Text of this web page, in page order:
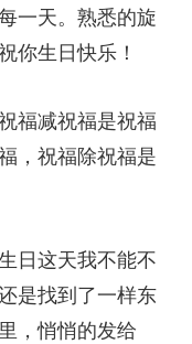
一天。熟悉的旋
你生日快乐！
福减祝福是祝福
，祝福除祝福是
日这天我不能不
是找到了一样东
，悄悄的发给